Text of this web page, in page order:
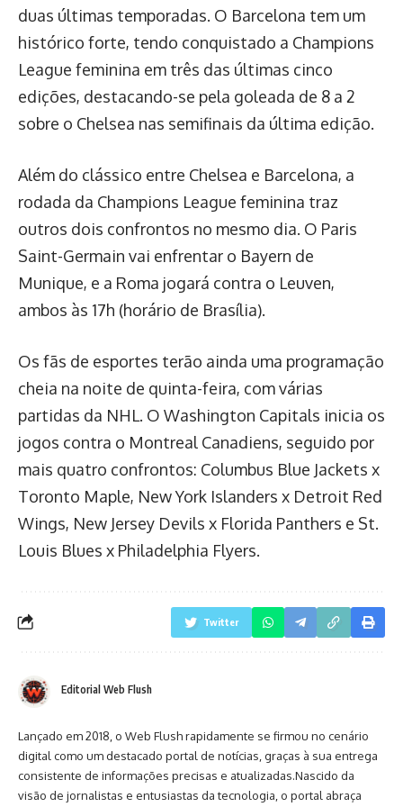
duas últimas temporadas. O Barcelona tem um
histórico forte, tendo conquistado a Champions
League feminina em três das últimas cinco
edições, destacando-se pela goleada de 8 a 2
sobre o Chelsea nas semifinais da última edição.
Além do clássico entre Chelsea e Barcelona, a
rodada da Champions League feminina traz
outros dois confrontos no mesmo dia. O Paris
Saint-Germain vai enfrentar o Bayern de
Munique, e a Roma jogará contra o Leuven,
ambos às 17h (horário de Brasília).
Os fãs de esportes terão ainda uma programação
cheia na noite de quinta-feira, com várias
partidas da NHL. O Washington Capitals inicia os
jogos contra o Montreal Canadiens, seguido por
mais quatro confrontos: Columbus Blue Jackets x
Toronto Maple, New York Islanders x Detroit Red
Wings, New Jersey Devils x Florida Panthers e St.
Louis Blues x Philadelphia Flyers.
Twitter
Editorial Web Flush
Lançado em 2018, o Web Flush rapidamente se firmou no cenário
digital como um destacado portal de notícias, graças à sua entrega
consistente de informações precisas e atualizadas.Nascido da
visão de jornalistas e entusiastas da tecnologia, o portal abraça